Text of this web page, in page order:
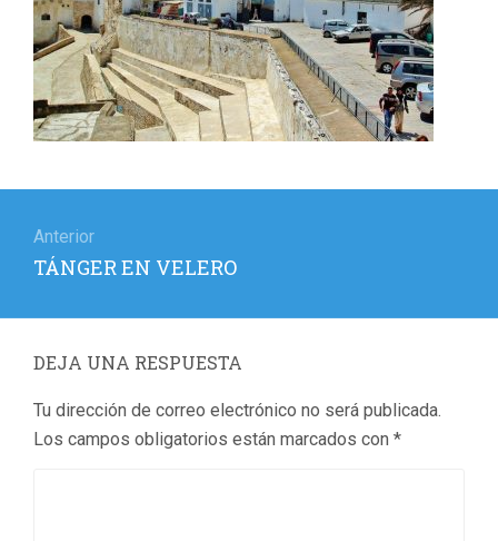
de
entradas
Anterior
Entrada
TÁNGER EN VELERO
DEJA UNA RESPUESTA
Tu dirección de correo electrónico no será publicada.
Los campos obligatorios están marcados con *